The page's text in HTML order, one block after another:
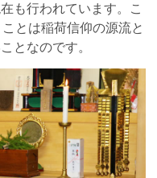
も行われています。こ
とは稲荷信仰の源流と
となのです。